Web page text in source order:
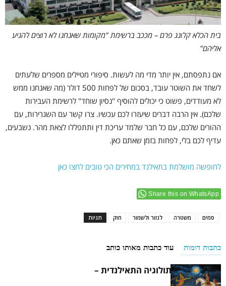
בית הכלא קלונג פרם – מככב ברשימת "מקומות שאנחנו לא רוצים להגיע
אליהם"
אם נתפסתם, אין יותר מדי מה לעשות. סיפורי מטיילים מספרים שלעתים
לשחד את השוטר עובד, בסכום של לפחות 500 דולר (מה שאנחנו ממש
לא מעודדים, פשוט כי יכולים להוסיף "נסיון שוחד" לרשימת העבירות
שלכם). אין הרבה דברים שיעזרו לכם עכשיו. צרו קשר עם השגרירות, עם
ההורים שלכם, עם כל חבר שלמד עריכת דין ותתפללו לצאת מהר. נשבעים,
עדיף לכם בלי, לפחות בזמן שאתם כאן.
לחופשה מושלמת בתאילנד במחירים הכי טובים לחצו כאן
Share this on WhatsApp
תגיות חוק לגזור ולשמור משטרה סמים
כתבות דומות עוד כתבות מאותו כותב
הכירו את המיתולוגיה התאילנדית –
הראמאקיאן